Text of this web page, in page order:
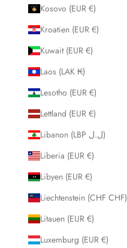
Kosovo (EUR €)
Kroatien (EUR €)
Kuwait (EUR €)
Laos (LAK ₭)
Lesotho (EUR €)
Lettland (EUR €)
Libanon (LBP ل.ل)
Liberia (EUR €)
Libyen (EUR €)
Liechtenstein (CHF CHF)
Litauen (EUR €)
Luxemburg (EUR €)